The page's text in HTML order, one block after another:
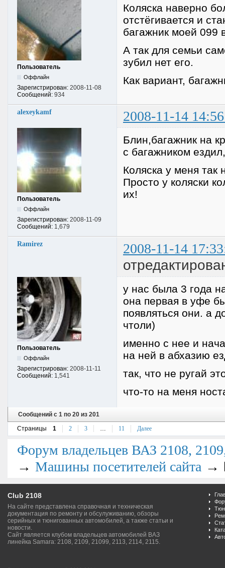
Пользователь
Оффлайн
Зарегистрирован: 2008-11-08
Сообщений: 934
Коляска наверно
отстёгивается и
багажник моей 099
А так для семьи
зубил нет его.
Как вариант,
alexeykamf 2008-11-14
Пользователь
Оффлайн
Зарегистрирован: 2008-11-09
Сообщений: 1,679
Блин,багажник на
с багажником
Коляска у меня так
Просто у коляски
их!
Ramirez 2008-11-14
Пользователь
Оффлайн
Зарегистрирован: 2008-11-11
Сообщений: 1,541
у нас была 3 года
она первая в уфе
появляться они. а
чтоли)
именно с нее и
на ней в абхазию
так, что не ругай
что-то на меня
Сообщений с 1 по 20 из 201
Страницы
1 2 3 … 11 Далее
Форум владельцев ВАЗ 2108,
→ Машины посетителей сайта →
Club 2108
На сайте представлена справочная и техническая
документация по ремонту и обсулуживанию, обзоры
серийных и тюнигованных автомобилей, а также статьи и
новости.
Сайт является клубом владельцев автомобилей ВАЗ
линейка Samara: 2108, 2109, 21099, 2113, 2114, 2115.